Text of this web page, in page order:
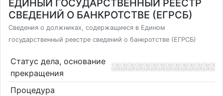
ЕДИНЫЙ ГОСУДАРСТВЕННЫЙ РЕЕСТР
СВЕДЕНИЙ О БАНКРОТСТВЕ (ЕГРСБ)
Сведения о должниках, содержащиеся в Едином
государственный реестре сведений о банкротстве (ЕГРСБ)
Статус дела, основание
прекращения
Процедура